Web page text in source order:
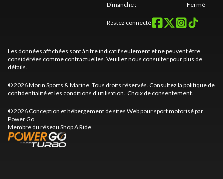
Dimanche: Fermé
Restez connecté
Les données affichées sont à titre indicatif seulement et ne peuvent être
considérées comme contractuelles. Veuillez nous consulter pour plus de
détails.
© 2026 Morin Sports & Marine. Tous droits réservés. Consultez la politique de
confidentialité et les conditions d'utilisation Choix de consentement.
© 2026 Conception et hébergement de sites Web pour sport motorisé par
Power Go
Membre du réseau Shop A Ride